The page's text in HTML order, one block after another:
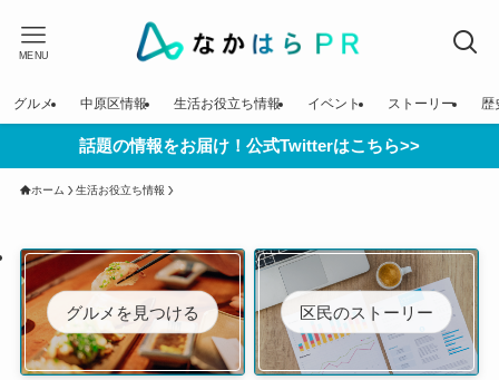
MENU
グルメ 中原区情報 生活お役立ち情報 イベント ストーリー 歴
話題の情報をお届け！公式Twitterはこちら>>
ホーム 生活お役立ち情報
グルメを見つける 区民のストーリー